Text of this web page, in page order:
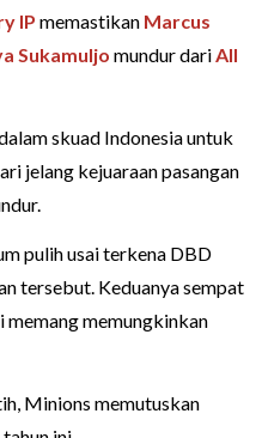
IP memastikan Marcus
Sukamuljo mundur dariAll
skuad Indonesia untuk
jelang kejuaraan pasangan
pulih usai terkena DBD
tersebut. Keduanya sempat
memang memungkinkan
Minions memutuskan